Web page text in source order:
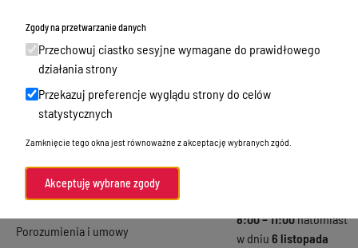
Akty Prawne
Rejestry, ewidencje i archiwa
Budżet
Organizacja działania samorządu
powiatowego
Organy Powiatu
Oświadczenia majątkowe
Porozumienia i umowy
w punkcie
prawnej w Miejskiej
8:00 – 11:00natomiast
w dniu 6 listopada
Zgody na przetwarzanie danych
Przechowuj ciastko sesyjne wymagane do prawidłowego
działania strony
Przekazuj preferencje wyglądu strony do celów
statystycznych
Zamknięcie tego okna jest równoważne z akceptację wybranych zgód.
Akceptuję wybrane zgody